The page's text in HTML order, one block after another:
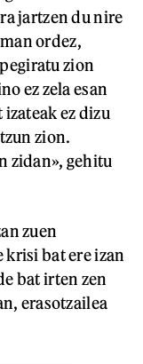
jartzen du nire
ordez,
zion
ez zela esan
ez dizu
zion.
zidan», gehitu
zuen
krisi bat ere izan
bat irten zen
erasotzailea